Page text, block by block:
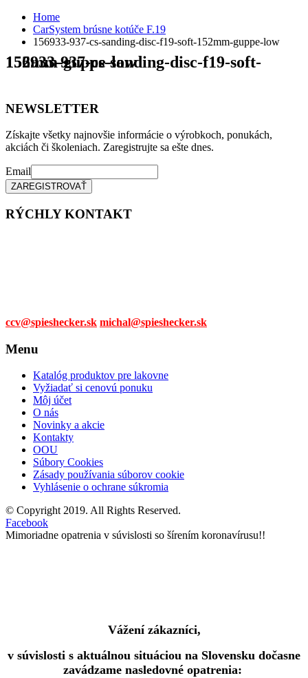
Home
CarSystem brúsne kotúče F.19
156933-937-cs-sanding-disc-f19-soft-152mm-guppe-low
156933-937-cs-sanding-disc-f19-soft-152mm-guppe-low
NEWSLETTER
Získajte všetky najnovšie informácie o výrobkoch, ponukách,
akciách či školeniach. Zaregistrujte sa ešte dnes.
Email
RÝCHLY KONTAKT
ccv@spieshecker.sk michal@spieshecker.sk
Menu
Katalóg produktov pre lakovne
Vyžiadať si cenovú ponuku
Môj účet
O nás
Novinky a akcie
Kontakty
OOU
Súbory Cookies
Zásady používania súborov cookie
Vyhlásenie o ochrane súkromia
© Copyright 2019. All Rights Reserved.
Facebook
Mimoriadne opatrenia v súvislosti so šírením koronavírusu!!
Vážení zákazníci,
v súvislosti s aktuálnou situáciou na Slovensku dočasne
zavádzame nasledovné opatrenia: